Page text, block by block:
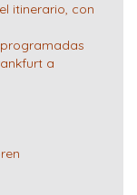
itinerario, con
a